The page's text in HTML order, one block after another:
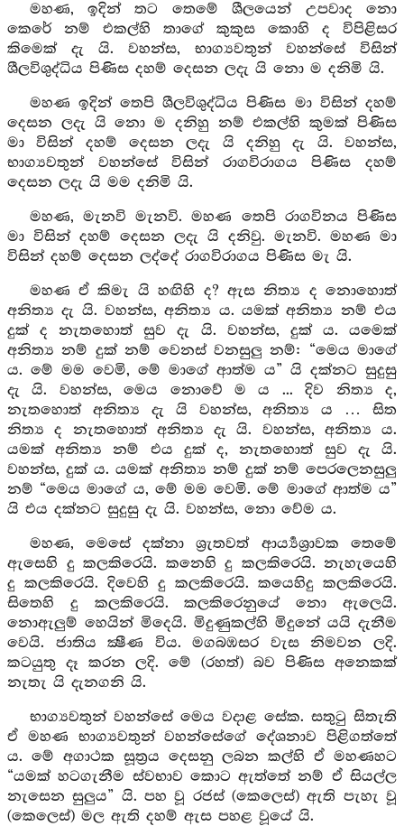
මහණ, ඉදින් තට තෙමේ ශීලයෙන් උපවාද නො
කෙරේ නම් එකල්හි තාගේ කුකුස කොහි ද විපිළිසර
කිමෙක් දැ යි. වහන්ස, භාග්‍යවතුන් වහන්සේ විසින්
ශීලවිශුද්ධිය පිණිස දහම් දෙසන ලදැ යි නො ම දනිමි යි.
මහණ ඉදින් තෙපි ශීලවිශුද්ධිය පිණිස මා විසින් දහම්
දෙසන ලදැ යි නො ම දනිහු නම් එකල්හි කුමක් පිණිස
මා විසින් දහම් දෙසන ලදැ යි දනිහු දැ යි. වහන්ස,
භාග්‍යවතුන් වහන්සේ විසින් රාගවිරාගය පිණිස දහම්
දෙසන ලදැ යි මම දනිමි යි.
මහණ, මැනවි මැනවි. මහණ තෙපි රාගවිනය පිණිස
මා විසින් දහම් දෙසන ලදැ යි දනිවු. මැනවි. මහණ මා
විසින් දහම් දෙසන ලද්දේ රාගවිරාගය පිණිස මැ යි.
මහණ ඒ කිමැ යි හඟිහි ද? ඇස නිත්‍ය ද නොහොත්
අනිත්‍ය දැ යි. වහන්ස, අනිත්‍ය ය. යමක් අනිත්‍ය නම් එය
දුක් ද නැතහොත් සුව දැ යි. වහන්ස, දුක් ය. යමෙක්
අනිත්‍ය නම් දුක් නම් වෙනස් වනසුලු නම්: “මෙය මාගේ
ය. මේ මම වෙමි, මේ මාගේ ආත්ම ය” යි දක්නට සුදුසු
දැ යි. වහන්ස, මෙය නොවේ ම ය ... දිව නිත්‍ය ද,
නැතහොත් අනිත්‍ය දැ යි වහන්ස, අනිත්‍ය ය … සිත
නිත්‍ය ද නැතහොත් අනිත්‍ය දැ යි. වහන්ස, අනිත්‍ය ය.
යමක් අනිත්‍ය නම් එය දුක් ද, නැතහොත් සුව දැ යි.
වහන්ස, දුක් ය. යමක් අනිත්‍ය නම් දුක් නම් පෙරලෙනසුලු
නම් “මෙය මාගේ ය, මේ මම වෙමි. මේ මාගේ ආත්ම ය”
යි එය දක්නට සුදුසු දැ යි. වහන්ස, නො වේම ය.
මහණ, මෙසේ දක්නා ශ්‍රැතවත් ආර්‍ය්‍යශ්‍රාවක තෙමේ
ඇසෙහි දු කලකිරෙයි. කනෙහි දු කලකිරෙයි. නැහැයෙහි
දු කලකිරෙයි. දිවෙහි දු කලකිරෙයි. කයෙහිදු කලකිරෙයි.
සිතෙහි දු කලකිරෙයි. කලකිරෙනුයේ නො ඇලෙයි.
නොඇලුම් හෙයින් මිදෙයි. මිදුණුකල්හි මිදුනේ යයි දැනීම
වෙයි. ජාතිය ක්‍ෂීණ විය. මගබඹසර වැස නිමවන ලදි.
කටයුතු දෑ කරන ලදි. මේ (රහත්) බව පිණිස අනෙකක්
නැතැ යි දැනගනි යි.
භාග්‍යවතුන් වහන්සේ මෙය වදාළ සේක. සතුටු සිතැති
ඒ මහණ භාග්‍යවතුන් වහන්සේගේ දේශනාව පිළිගත්තේ
ය. මේ අගාථක සූත්‍රය දෙසනු ලබන කල්හි ඒ මහණහට
“යමක් හටගැනීම ස්වභාව කොට ඇත්තේ නම් ඒ සියල්ල
නැසෙන සුලුය” යි. පහ වූ රජස් (කෙලෙස්) ඇති පැහැ වූ
(කෙලෙස්) මල ඇති දහම් ඇස පහළ වූයේ යි.